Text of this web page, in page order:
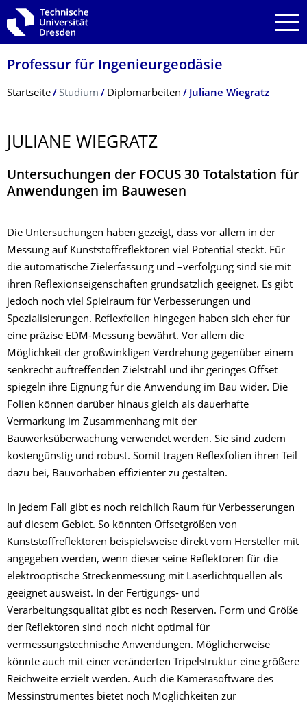
Zur Hauptnavigation springen
Zur Suche springen
Zum Inhalt springen
Professur für Ingenieurgeodäsie
Breadcrumb-Menü
Startseite Studium Diplomarbeiten Juliane Wiegratz
JULIANE WIEGRATZ
Untersuchungen der FOCUS 30 Totalstation für
Anwendungen im Bauwesen
Die Untersuchungen haben gezeigt, dass vor allem in der
Messung auf Kunststoffreflektoren viel Potential steckt. Für
die automatische Zielerfassung und –verfolgung sind sie mit
ihren Reflexionseigenschaften grundsätzlich geeignet. Es gibt
jedoch noch viel Spielraum für Verbesserungen und
Spezialisierungen. Reflexfolien hingegen haben sich eher für
eine präzise EDM-Messung bewährt. Vor allem die
Möglichkeit der großwinkligen Verdrehung gegenüber einem
senkrecht auftreffenden Zielstrahl und ihr geringes Offset
spiegeln ihre Eignung für die Anwendung im Bau wider. Die
Folien können darüber hinaus gleich als dauerhafte
Vermarkung im Zusammenhang mit der
Bauwerksüberwachung verwendet werden. Sie sind zudem
kostengünstig und robust. Somit tragen Reflexfolien ihren Teil
dazu bei, Bauvorhaben effizienter zu gestalten.
In jedem Fall gibt es noch reichlich Raum für Verbesserungen
auf diesem Gebiet. So könnten Offsetgrößen von
Kunststoffreflektoren beispielsweise direkt vom Hersteller mit
angegeben werden, wenn dieser seine Reflektoren für die
elektrooptische Streckenmessung mit Laserlichtquellen als
geeignet ausweist. In der Fertigungs- und
Verarbeitungsqualität gibt es noch Reserven. Form und Größe
der Reflektoren sind noch nicht optimal für
vermessungstechnische Anwendungen. Möglicherweise
könnte auch mit einer veränderten Tripelstruktur eine größere
Reichweite erzielt werden. Auch die Kamerasoftware des
Messinstrumentes bietet noch Möglichkeiten zur